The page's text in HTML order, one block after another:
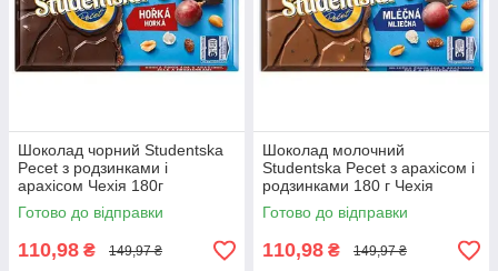
Шоколад чорний Studentska
Pecet з родзинками і
арахісом Чехія 180г
Готово до відправки
110,98 ₴ 149,97 ₴
Шоколад молочний
Studentska Pecet з арахісом і
родзинками 180 г Чехія
Готово до відправки
110,98 ₴ 149,97 ₴